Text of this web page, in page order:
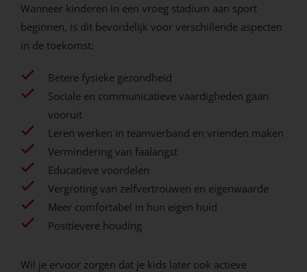
Wanneer kinderen in een vroeg stadium aan sport
beginnen, is dit bevordelijk voor verschillende aspecten
in de toekomst:
Betere fysieke gezondheid
Sociale en communicatieve vaardigheden gaan
vooruit
Leren werken in teamverband en vrienden maken
Vermindering van faalangst
Educatieve voordelen
Vergroting van zelfvertrouwen en eigenwaarde
Meer comfortabel in hun eigen huid
Positievere houding
Wil je ervoor zorgen dat je kids later ook actieve